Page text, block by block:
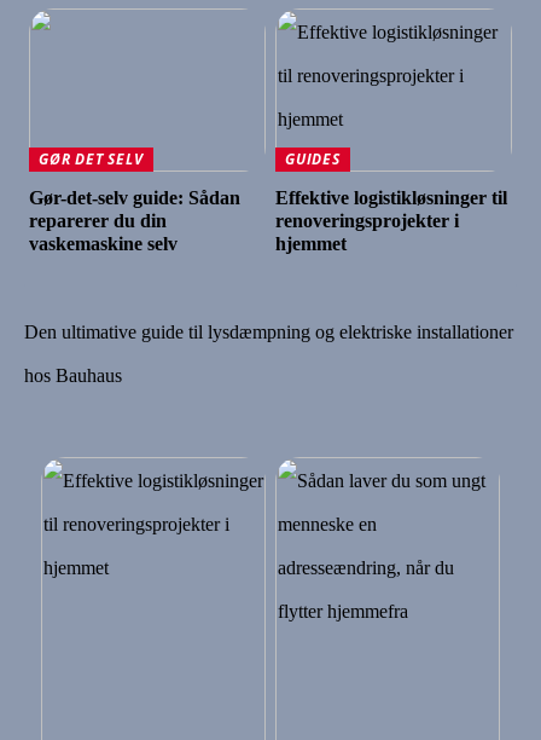
GØR DET SELV
Gør-det-selv guide: Sådan
reparerer du din
vaskemaskine selv
GUIDES
Effektive logistikløsninger til
renoveringsprojekter i
hjemmet
Den ultimative guide til lysdæmpning og elektriske installationer
hos Bauhaus